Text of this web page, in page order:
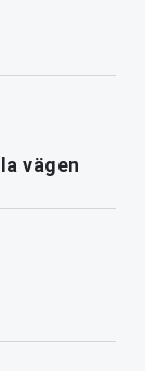
vägen